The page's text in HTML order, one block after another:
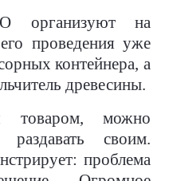
организуют на
проведения уже
контейнера, а
древесины.
товаром, можно
своим.
проблема